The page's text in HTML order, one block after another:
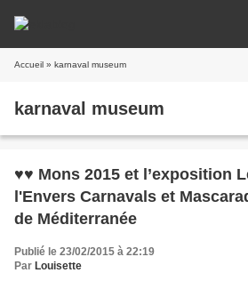
Accueil » karnaval museum
karnaval museum
♥♥ Mons 2015 et l’exposition Le Monde à
l'Envers Carnavals et Mascarades d'Europe et
de Méditerranée
Publié le 23/02/2015 à 22:19
Par Louisette